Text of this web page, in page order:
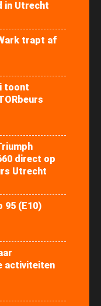
in Utrecht
trapt af
toont
direct op
Utrecht
95 (E10)
activiteiten